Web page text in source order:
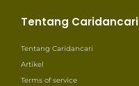
Tentang Caridancari
Tentang Caridancari
Artikel
Terms of service